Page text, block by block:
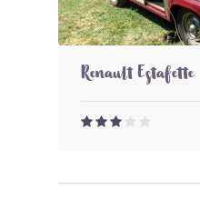
Renault Estafette